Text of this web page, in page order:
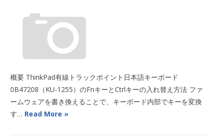
概要 ThinkPad有線トラックポイント日本語キーボード
0B47208（KU-1255）のFnキーとCtrlキーの入れ替え方法 ファ
ームウェアを書き換えることで、キーボード内部でキーを変換
す… Read More »